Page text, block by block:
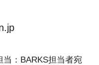
：BARKS担当者宛